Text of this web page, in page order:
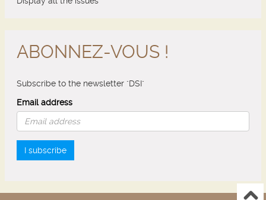
ABONNEZ-VOUS !
Subscribe to the newsletter "DSI"
Email address
I subscribe